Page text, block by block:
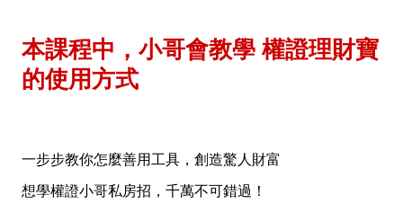
本課程中，小哥會教學 權證理財寶
的使用方式
一步步教你怎麼善用工具，創造驚人財富
想學權證小哥私房招，千萬不可錯過！